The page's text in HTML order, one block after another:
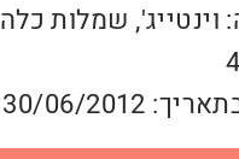
וינטייג', שמלות כלה
30/06/2012